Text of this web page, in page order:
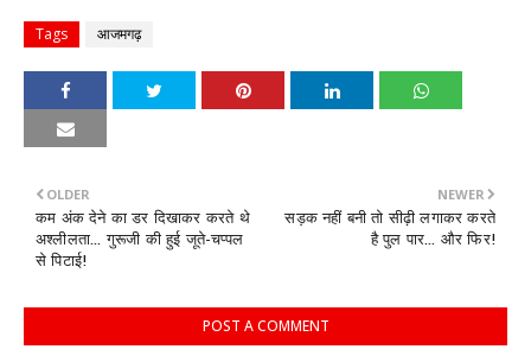
Tags आजमगढ़
NEWER
सड़क नहीं बनी तो सीढ़ी लगाकर करते
है पुल पार... और फिर!
OLDER
कम अंक देने का डर दिखाकर करते थे
अश्लीलता... गुरूजी की हुई जूते-चप्पल
से पिटाई!
POST A COMMENT